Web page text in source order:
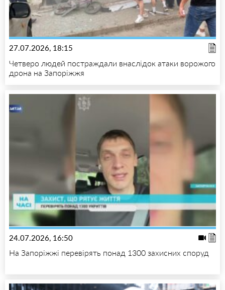
27.07.2026, 18:15
Четверо людей постраждали внаслідок атаки ворожого
дрона на Запоріжжя
24.07.2026, 16:50
На Запоріжжі перевірять понад 1300 захисних споруд